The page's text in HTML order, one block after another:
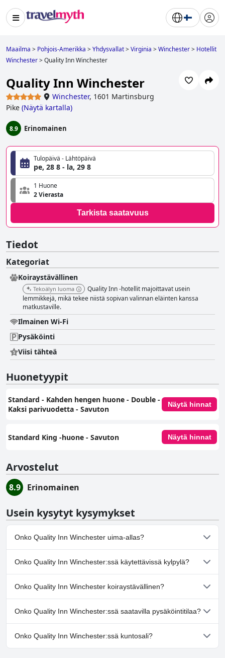
Maailma > Pohjois-Amerikka >Yhdysvallat>Virginia >Winchester> Hotellit
Winchester>Quality Inn Winchester
Quality Inn Winchester
Winchester, 1601 Martinsburg
Pike (Näytä kartalla)
8.9 Erinomainen
Tulopäivä - Lähtöpäivä
pe, 28 8 - la, 29 8
1 Huone
2 Vierasta
Tarkista saatavuus
Tiedot
Kategoriat
Koiraystävällinen
Tekoälyn luoma
Quality Inn -hotellit majoittavat usein
lemmikkejä, mikä tekee niistä sopivan valinnan eläinten kanssa
matkustaville.
Ilmainen Wi-Fi
Pysäköinti
Viisi tähteä
Huonetyypit
Standard - Kahden hengen huone - Double -
Kaksi parivuodetta - Savuton
Näytä hinnat
Standard King -huone - Savuton Näytä hinnat
Arvostelut
8.9 Erinomainen
Usein kysytyt kysymykset
Onko Quality Inn Winchester uima-allas?
Ei, Quality Inn Winchester ei ole uima-allasta.
Onko Quality Inn Winchester:ssä käytettävissä kylpylä?
Ei, Quality Inn Winchester ei tarjoa kylpylää.
Onko Quality Inn Winchester koiraystävällinen?
Kyllä, Quality Inn Winchester toivottaa koirat tervetulleiksi.
Onko Quality Inn Winchester:ssä saatavilla pysäköintitilaa?
Kyllä, Quality Inn Winchester tarjoaa pysäköintimahdollisuuden.
Onko Quality Inn Winchester:ssä kuntosali?